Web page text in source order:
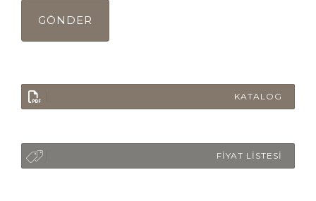
KATALOG
FİYAT LİSTESİ